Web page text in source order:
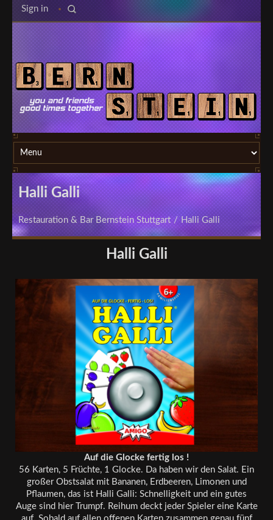
Sign in
Halli Galli
Restauration & Bar Bernstein Stuttgart / Halli Galli
Halli Galli
Auf die Glocke fertig los !
56 Karten, 5 Früchte, 1 Glocke. Da haben wir den Salat. Ein
großer Obstsalat mit Bananen, Erdbeeren, Limonen und
Pflaumen, das ist Halli Galli: Schnelligkeit und ein gutes
Auge sind hier Trumpf. Reihum deckt jeder Spieler eine Karte